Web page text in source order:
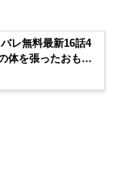
レ無料最新16話4
体を張ったおもて